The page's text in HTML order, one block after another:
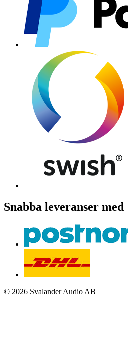
Snabba leveranser med
© 2026 Svalander Audio AB